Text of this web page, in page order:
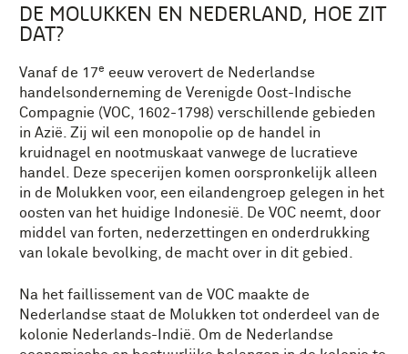
DE MOLUKKEN EN NEDERLAND, HOE ZIT
DAT?
Vanaf de 17e eeuw verovert de Nederlandse
handelsonderneming de Verenigde Oost-Indische
Compagnie (VOC, 1602-1798) verschillende gebieden
in Azië. Zij wil een monopolie op de handel in
kruidnagel en nootmuskaat vanwege de lucratieve
handel. Deze specerijen komen oorspronkelijk alleen
in de Molukken voor, een eilandengroep gelegen in het
oosten van het huidige Indonesië. De VOC neemt, door
middel van forten, nederzettingen en onderdrukking
van lokale bevolking, de macht over in dit gebied.
Na het faillissement van de VOC maakte de
Nederlandse staat de Molukken tot onderdeel van de
kolonie Nederlands-Indië. Om de Nederlandse